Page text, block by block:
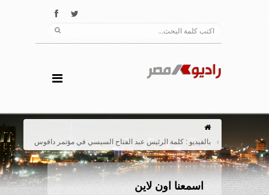
بالفيديو : كلمة الرئيس عبد الفتاح السيسي في مؤتمر دافوس
اسمعنا اون لاين